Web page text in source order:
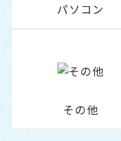
パソコン
その他